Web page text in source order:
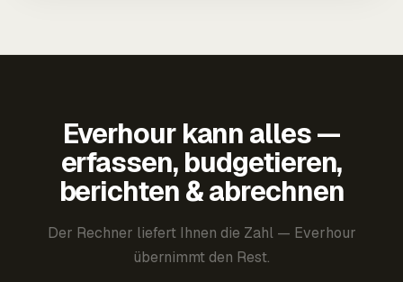
Everhour kann alles —
erfassen, budgetieren,
berichten & abrechnen
Der Rechner liefert Ihnen die Zahl — Everhour
übernimmt den Rest.